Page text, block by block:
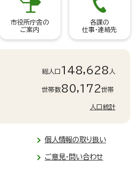
市役所庁舎の
ご案内
各課の
仕事・連絡先
総人口 148,628 人
世帯数80,172世帯
人口統計
個人情報の取り扱い
ご意見・問い合わせ